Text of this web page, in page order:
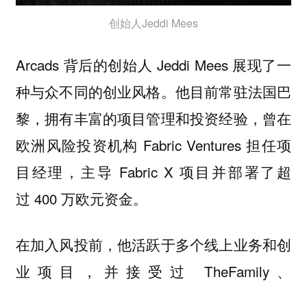
创始人Jeddi Mees
Arcads 背后的创始人 Jeddi Mees 展现了一
种与众不同的创业风格。他目前常驻法国巴
黎，拥有丰富的项目管理和投资经验，曾在
欧洲风险投资机构 Fabric Ventures 担任项
目经理，主导 Fabric X 项目并部署了超
过 400 万欧元资金。
在加入风投前，他活跃于多个线上业务和创
业项目，并接受过 TheFamily、